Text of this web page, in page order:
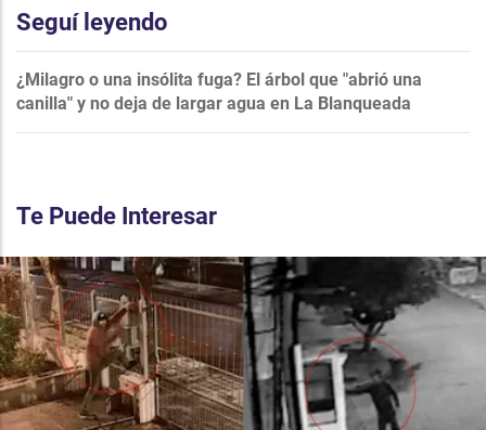
Seguí leyendo
¿Milagro o una insólita fuga? El árbol que "abrió una
canilla" y no deja de largar agua en La Blanqueada
Te Puede Interesar